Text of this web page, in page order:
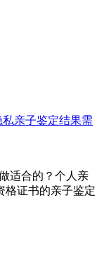
亲子鉴定结果需
适合的？个人亲
格证书的亲子鉴定